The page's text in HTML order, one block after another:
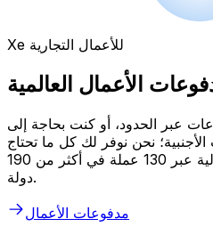
Xe للأعمال التجارية
الأعمال العالمية
عبر الحدود، أو كنت بحاجة إلى
نحن نوفر لك كل ما تحتاج
إليه. قم بجدولة التحويلات الدولية عبر 130 عملة في أكثر من 190
دولة.
مدفوعات الأعمال